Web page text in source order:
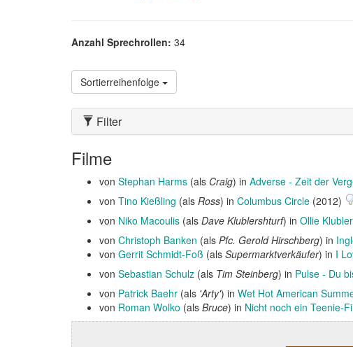
Anzahl Sprechrollen: 34
Sortierreihenfolge
Filter
Filme
von Stephan Harms (als Craig) in Adverse - Zeit der
von Tino Kießling (als Ross) in Columbus Circle (2012)
von Niko Macoulis (als Dave Klublershturf) in Ollie
von Christoph Banken (als Pfc. Gerold Hirschberg) in
von Gerrit Schmidt-Foß (als Supermarktverkäufer) in I
von Sebastian Schulz (als Tim Steinberg) in Pulse - Du
von Patrick Baehr (als 'Arty') in Wet Hot American
von Roman Wolko (als Bruce) in Nicht noch ein Teenie-